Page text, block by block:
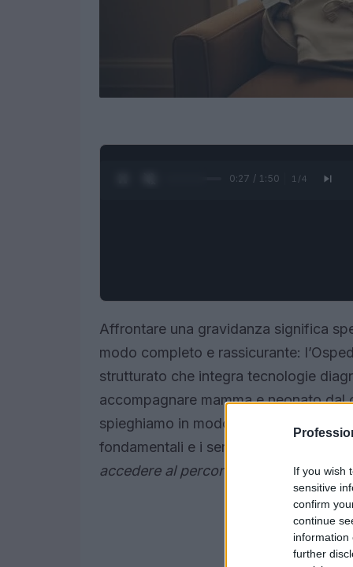
If you wish
sensitive
confirm
continue
information
further
0:28 / 1:50 1 /4
Affrontare una gravidanza significa
modo completo e rassicurante:
strutturato che integra tecnologie
accompagnare mamma e neonato
spieghiamo in modo chiaro come
fondamentali e i servizi di supporto
accedere al percorso
e a quali visite